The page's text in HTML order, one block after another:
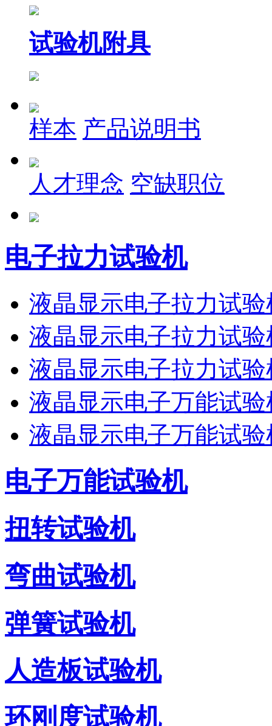
试验机附具
样本 产品说明书
人才理念 空缺职位
电子拉力试验机
液晶显示电子拉力试
液晶显示电子拉力试
液晶显示电子拉力试
液晶显示电子万能试验
液晶显示电子万能试
电子万能试验机
扭转试验机
弯曲试验机
弹簧试验机
人造板试验机
环刚度试验机